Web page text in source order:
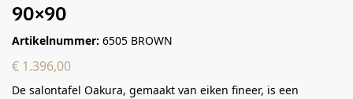
90×90
Artikelnummer: 6505 BROWN
€ 1.396,00
De salontafel Oakura, gemaakt van eiken fineer, is een